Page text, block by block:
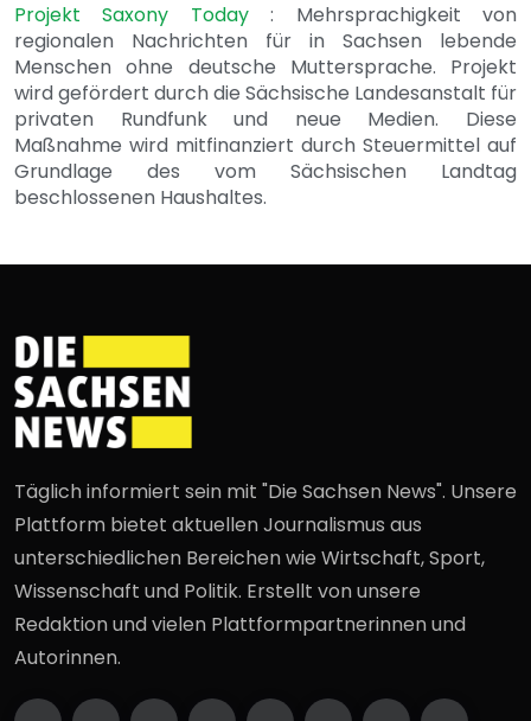
Projekt Saxony Today: Mehrsprachigkeit von
regionalen Nachrichten für in Sachsen lebende
Menschen ohne deutsche Muttersprache. Projekt
wird gefördert durch die Sächsische Landesanstalt für
privaten Rundfunk und neue Medien. Diese
Maßnahme wird mitfinanziert durch Steuermittel auf
Grundlage des vom Sächsischen Landtag
beschlossenen Haushaltes.
Täglich informiert sein mit "Die Sachsen News". Unsere
Plattform bietet aktuellen Journalismus aus
unterschiedlichen Bereichen wie Wirtschaft, Sport,
Wissenschaft und Politik. Erstellt von unsere
Redaktion und vielen Plattformpartnerinnen und
Autorinnen.